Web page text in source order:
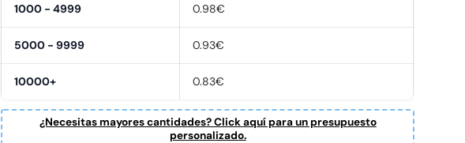
1000 - 4999 0.98€
5000 - 9999 0.93€
10000+ 0.83€
¿Necesitas mayores cantidades? Click aquí para un presupuesto
personalizado.